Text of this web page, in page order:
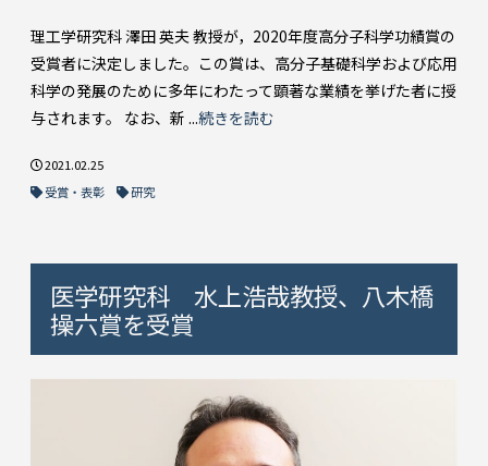
理工学研究科 澤田 英夫 教授が，2020年度高分子科学功績賞の
受賞者に決定しました。この賞は、高分子基礎科学および応用
科学の発展のために多年にわたって顕著な業績を挙げた者に授
与されます。 なお、新 ...続きを読む
2021.02.25
受賞・表彰
研究
医学研究科 水上浩哉教授、八木橋
操六賞を受賞